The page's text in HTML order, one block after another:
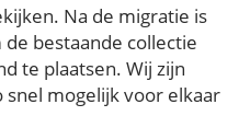
Na de migratie is
bestaande collectie
te plaatsen. Wij zijn
mogelijk voor elkaar